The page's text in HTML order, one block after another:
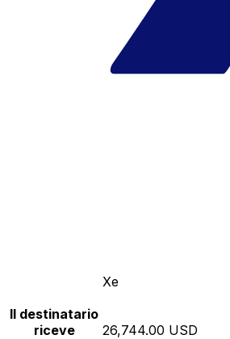
Xe
Il destinatario
riceve
26,744.00 USD